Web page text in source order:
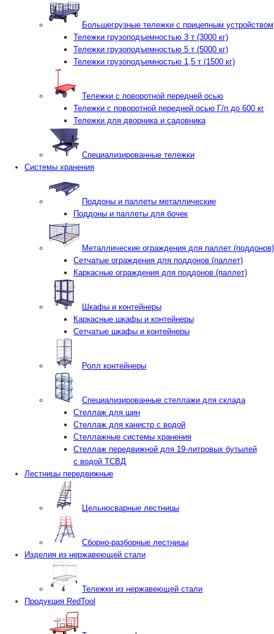
Большегрузные тележки с прицепным устройством
Тележки грузоподъемностью 3 т (3000 кг)
Тележки грузоподъемностью 5 т (5000 кг)
Тележки грузоподъемностью 1,5 т (1500 кг)
Тележки с поворотной передней осью
Тележки с поворотной передней осью Г/п до 600 кг
Тележки для дворника и садовника
Специализированные тележки
Системы хранения
Поддоны и паллеты металлические
Поддоны и паллеты для бочек
Металлические ограждения для паллет (поддонов)
Сетчатые ограждения для поддонов (паллет)
Каркасные ограждения для поддонов (паллет)
Шкафы и контейнеры
Каркасные шкафы и контейнеры
Сетчатые шкафы и контейнеры
Ролл контейнеры
Специализированные стеллажи для склада
Стеллаж для шин
Стеллаж для канистр с водой
Стеллажные системы хранения
Стеллаж передвижной для 19-литровых бутылей
с водой ТСВД
Лестницы передвижные
Цельносварные лестницы
Сборно-разборные лестницы
Изделия из нержавеющей стали
Тележки из нержавеющей стали
Продукция RedTool